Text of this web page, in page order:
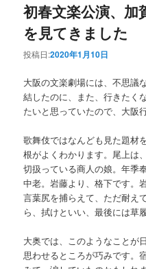
初春文楽公演、加
を見てきました
投稿日:2020年1月10日
大阪の文楽劇場には、不思議
結したのに、また、行きたく
たいと思っていたので、大阪
歌舞伎ではなんども見た題材
根がよくわかります。尾上は
切扱っている商人の娘。年季
中老。岩藤より、格下です。
言葉尻を捕らえて、ただ耐え
ら、拭けといい、最後には草
大奥では、このようなことが
思わせるところが巧みです。